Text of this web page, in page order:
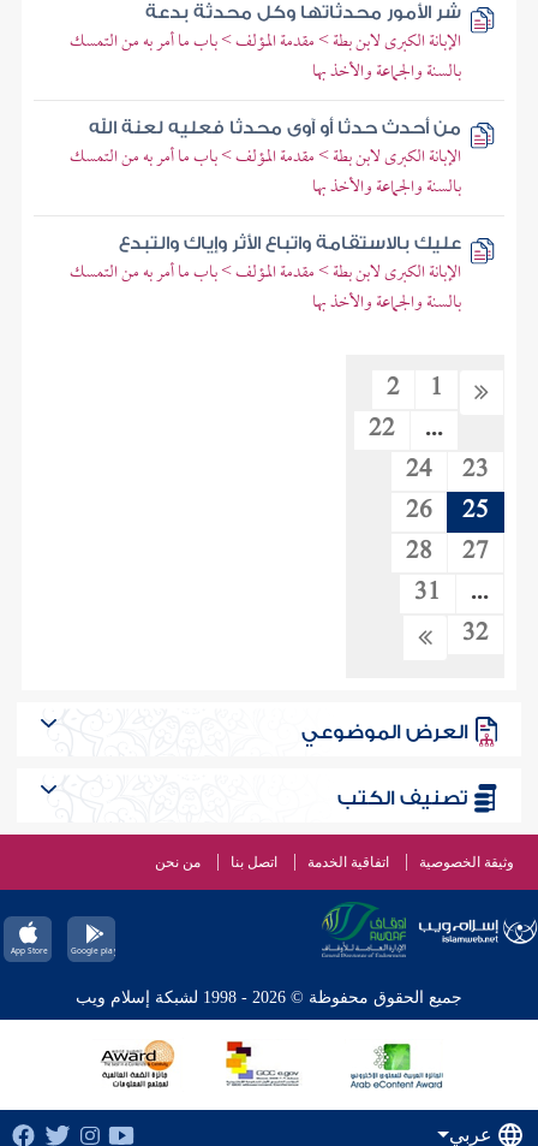
شر الأمور محدثاتها وكل محدثة بدعة
الإبانة الكبرى لابن بطة > مقدمة المؤلف > باب ما أمر به من التمسك
بالسنة والجماعة والأخذ بها
من أحدث حدثا أو آوى محدثا فعليه لعنة الله
الإبانة الكبرى لابن بطة > مقدمة المؤلف > باب ما أمر به من التمسك
بالسنة والجماعة والأخذ بها
عليك بالاستقامة واتباع الأثر وإياك والتبدع
الإبانة الكبرى لابن بطة > مقدمة المؤلف > باب ما أمر به من التمسك
بالسنة والجماعة والأخذ بها
1
2
...
22
23
24
25
26
27
28
...
31
32
العرض الموضوعي
تصنيف الكتب
وثيقة الخصوصية اتفاقية الخدمة اتصل بنا من نحن
جميع الحقوق محفوظة © 2026 - 1998 لشبكة إسلام ويب
عربي